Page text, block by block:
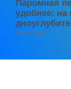
Паромная
удобнее: на
06.08.2026